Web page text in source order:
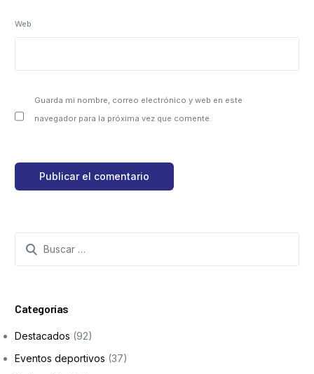
Web
Guarda mi nombre, correo electrónico y web en este
navegador para la próxima vez que comente.
Categorías
Destacados (92)
Eventos deportivos (37)